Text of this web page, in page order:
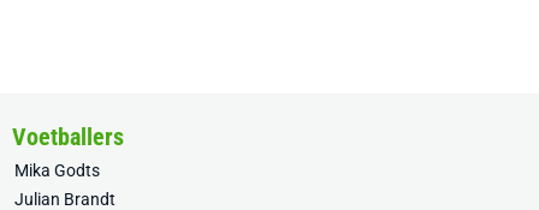
Voetballers
Mika Godts
Julian Brandt